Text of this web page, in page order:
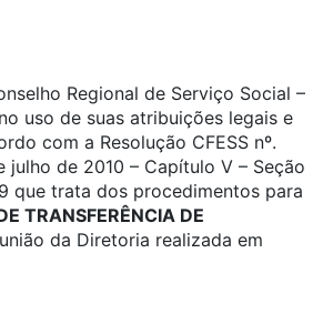
Regional de Serviço Social –
uso de suas atribuições legais e
com a Resolução CFESS nº.
julho de 2010 – Capítulo V – Seção
que trata dos procedimentos para
TRANSFERÊNCIA DE
da Diretoria realizada em